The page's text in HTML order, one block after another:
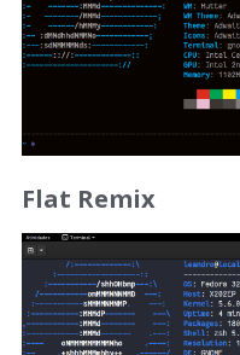
Flat Remix